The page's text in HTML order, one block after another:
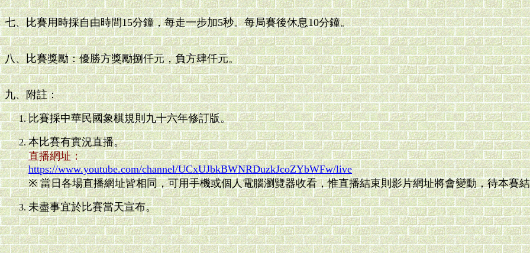
七、比賽用時採自由時間15分鐘，每走一步加5秒。每局賽後休息10分鐘。
八、比賽獎勵：優勝方獎勵捌仟元，負方肆仟元。
九、附註：
比賽採中華民國象棋規則九十六年修訂版。
本比賽有實況直播。
直播網址：
https://www.youtube.com/channel/UCxUJbkBWNRDuzkJcoZYbWFw/live
※ 當日各場直播網址皆相同，可用手機或個人電腦瀏覽器收看，惟直播結束則影片網址將會變動，待本賽
未盡事宜於比賽當天宣布。